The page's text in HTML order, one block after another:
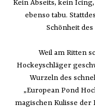
Kein Abseits, kein
ebenso tabu.
Schönheit
Weil am Ritten
Hockeyschläger
Wurzeln des
„European Pond
magischen Kulisse